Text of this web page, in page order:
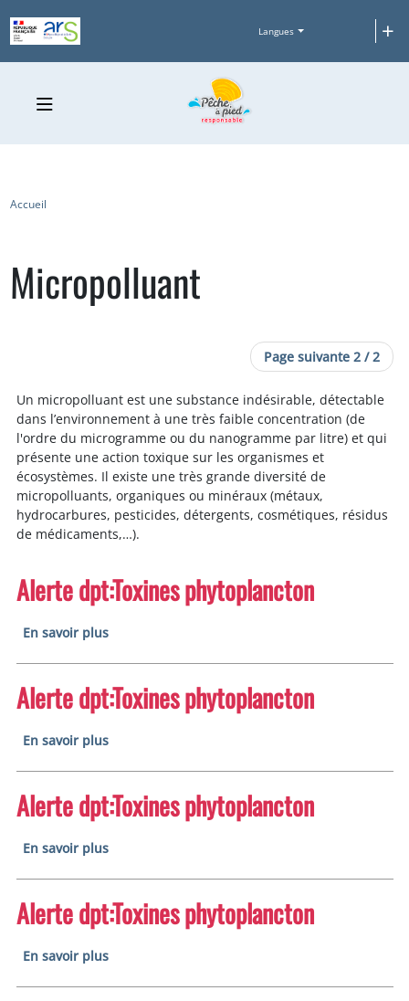
Langues +
Fil d'Ariane
Accueil
Micropolluant
Un micropolluant est une substance indésirable, détectable
dans l’environnement à une très faible concentration (de
l'ordre du microgramme ou du nanogramme par litre) et qui
présente une action toxique sur les organismes et
écosystèmes. Il existe une très grande diversité de
micropolluants, organiques ou minéraux (métaux,
hydrocarbures, pesticides, détergents, cosmétiques, résidus
de médicaments,…).
Alerte dpt:Toxines phytoplancton
En savoir plussur Alerte dpt:Toxines phytoplancton
Alerte dpt:Toxines phytoplancton
En savoir plussur Alerte dpt:Toxines phytoplancton
Alerte dpt:Toxines phytoplancton
En savoir plussur Alerte dpt:Toxines phytoplancton
Alerte dpt:Toxines phytoplancton
En savoir plussur Alerte dpt:Toxines phytoplancton
Page suivante
Page suivante 2 / 2